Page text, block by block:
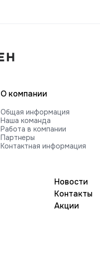
О компании
Общая информация
Наша команда
Работа в компании
Партнеры
Контактная информация
Новости
Контакты
Акции